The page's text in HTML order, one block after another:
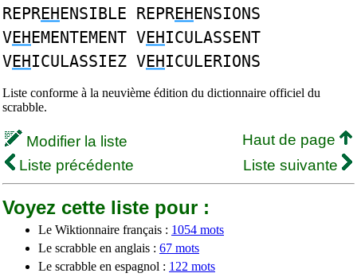
REPREHENSIBLE REPREHENSIONS
VEHEMENTEMENT VEHICULASSENT
VEHICULASSIEZ VEHICULERIONS
Liste conforme à la neuvième édition du dictionnaire officiel du
scrabble.
Modifier la liste
Haut de page
Liste précédente
Liste suivante
Voyez cette liste pour :
Le Wiktionnaire français : 1054 mots
Le scrabble en anglais : 67 mots
Le scrabble en espagnol : 122 mots